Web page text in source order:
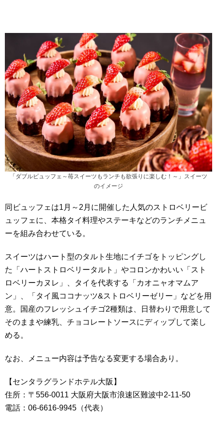
「ダブルビュッフェ～苺スイーツもランチも欲張りに楽しむ！～」スイーツ
のイメージ
同ビュッフェは1月～2月に開催した人気のストロベリービ
ュッフェに、本格タイ料理やステーキなどのランチメニュ
ーを組み合わせている。
スイーツはハート型のタルト生地にイチゴをトッピングし
た「ハートストロベリータルト」やコロンかわいい「スト
ロベリーカヌレ」、タイを代表する「カオニャオマムア
ン」、「タイ風ココナッツ&ストロベリーゼリー」などを用
意。国産のフレッシュイチゴ2種類は、日替わりで用意して
そのままや練乳、チョコレートソースにディップして楽し
める。
なお、メニュー内容は予告なる変更する場合あり。
【センタラグランドホテル大阪】
住所：〒556-0011 大阪府大阪市浪速区難波中2‐11‐50
電話：06‐6616‐9945（代表）